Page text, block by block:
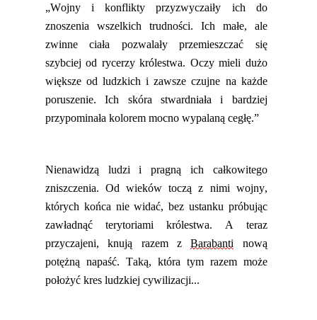
„Wojny i konflikty przyzwyczaiły ich do
znoszenia wszelkich trudności. Ich małe, ale
zwinne ciała pozwalały przemieszczać się
szybciej od rycerzy królestwa. Oczy mieli dużo
większe od ludzkich i zawsze czujne na każde
poruszenie. Ich skóra stwardniała i bardziej
przypominała kolorem mocno wypalaną cegłę.”
Nienawidzą ludzi i pragną ich całkowitego
zniszczenia. Odwieków toczą z nimi wojny,
których końca nie widać, bez ustanku próbując
zawładnąć terytoriami królestwa. A teraz
przyczajeni, knują razem zBarabanti nową
potężną napaść. Taką, która tym razem może
położyć kres ludzkiej cywilizacji...